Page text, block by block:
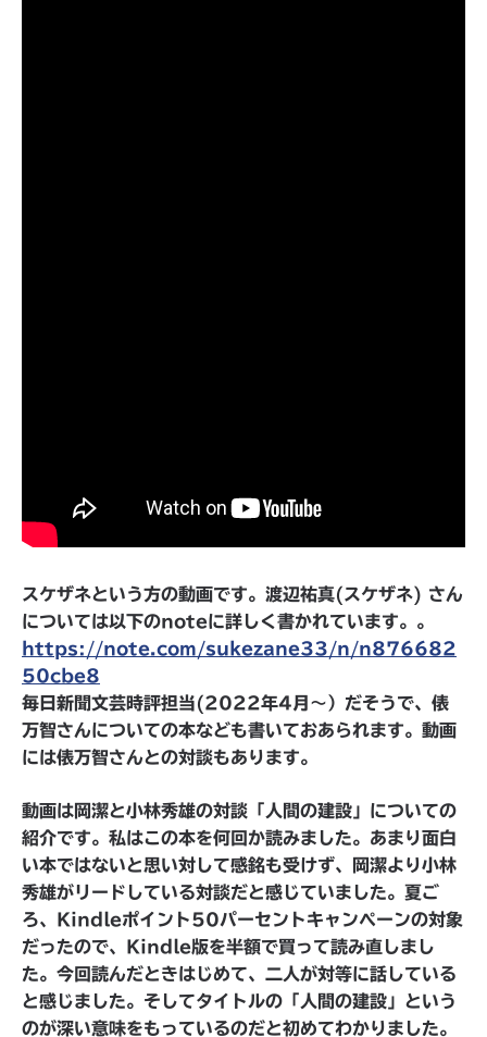
スケザネという方の動画です。渡辺祐真(スケザネ) さん
については以下のnoteに詳しく書かれています。。
https://note.com/sukezane33/n/n876682
50cbe8
毎日新聞文芸時評担当(2022年4月～）だそうで、俵
万智さんについての本なども書いておあられます。動画
には俵万智さんとの対談もあります。
動画は岡潔と小林秀雄の対談「人間の建設」についての
紹介です。私はこの本を何回か読みました。あまり面白
い本ではないと思い対して感銘も受けず、岡潔より小林
秀雄がリードしている対談だと感じていました。夏ご
ろ、Kindleポイント50パーセントキャンペーンの対象
だったので、Kindle版を半額で買って読み直しまし
た。今回読んだときはじめて、二人が対等に話している
と感じました。そしてタイトルの「人間の建設」という
のが深い意味をもっているのだと初めてわかりました。